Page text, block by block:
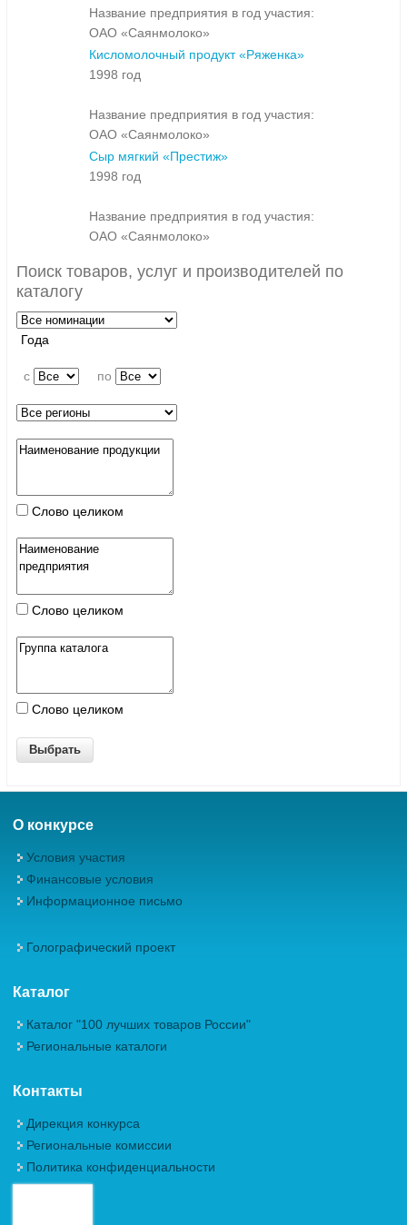
Название предприятия в год участия:
ОАО «Саянмолоко»
Кисломолочный продукт «Ряженка»
1998 год
Название предприятия в год участия:
ОАО «Саянмолоко»
Сыр мягкий «Престиж»
1998 год
Название предприятия в год участия:
ОАО «Саянмолоко»
Поиск товаров, услуг и производителей по
каталогу
Года
c по
Слово целиком
Слово целиком
Слово целиком
О конкурсе
Условия участия
Финансовые условия
Информационное письмо
Голографический проект
Каталог
Каталог "100 лучших товаров России"
Региональные каталоги
Контакты
Дирекция конкурса
Региональные комиссии
Политика конфиденциальности